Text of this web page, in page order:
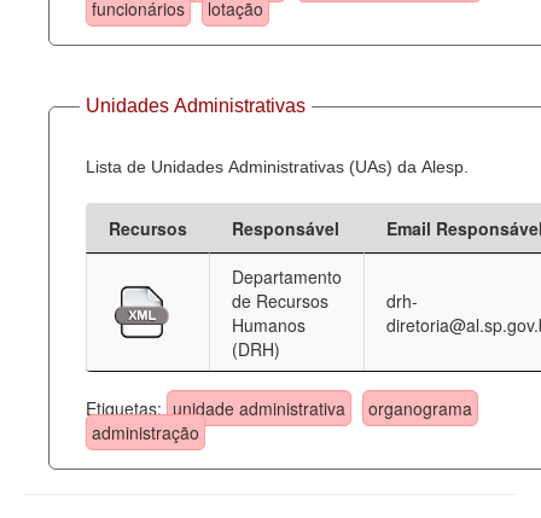
funcionários
lotação
Unidades Administrativas
Lista de Unidades Administrativas (UAs) da Alesp.
Recursos Responsável
Email
Departamento
de Recursos
Humanos
(DRH)
drh-
Etiquetas: unidade administrativa
organograma
administração